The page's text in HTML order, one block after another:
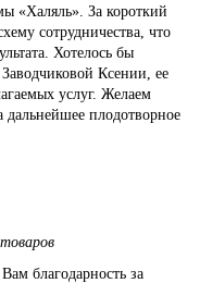
«Халяль». За короткий
сотрудничества, что
Хотелось бы
Ксении, ее
услуг. Желаем
плодотворное
благодарность за